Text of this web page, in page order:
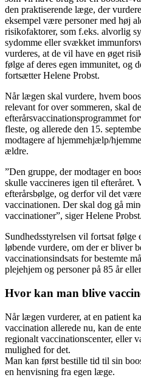
den praktiserende læge, der
eksempel være personer med høj
risikofaktorer, som f.eks. alvorlig
sydomme eller svækket
vurderes, at de vil have en øget
følge af deres egen immunitet, og
fortsætter Helene Probst.
Når lægen skal vurdere, hvem
relevant for over sommeren, skal
efterårsvaccinationsprogrammet
fleste, og allerede den 15.
modtagere af hjemmehjælp/
ældre.
”Den gruppe, der modtager en
skulle vaccineres igen til efteråret.
efterårsbølge, og derfor vil det
vaccinationen. Der skal dog gå
vaccinationer”, siger Helene Probst.
Sundhedsstyrelsen vil fortsat
løbende vurdere, om der er bliver
vaccinationsindsats for bestemte
plejehjem og personer på 85 år
Hvor kan man blive
Når lægen vurderer, at en patient
vaccination allerede nu, kan de
regionalt vaccinationscenter, eller
mulighed for det.
Man kan først bestille tid til sin
en henvisning fra egen læge.